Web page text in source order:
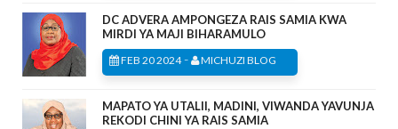
DC ADVERA AMPONGEZA RAIS SAMIA KWA
MIRDI YA MAJI BIHARAMULO
FEB 20 2024- MICHUZI BLOG
MAPATO YA UTALII, MADINI, VIWANDA YAVUNJA
REKODI CHINI YA RAIS SAMIA